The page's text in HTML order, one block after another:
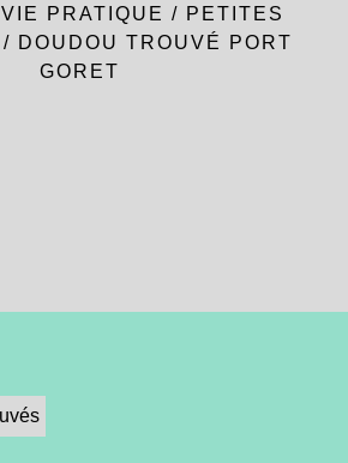
VIE PRATIQUE / PETITES
/ DOUDOU TROUVÉ PORT
GORET